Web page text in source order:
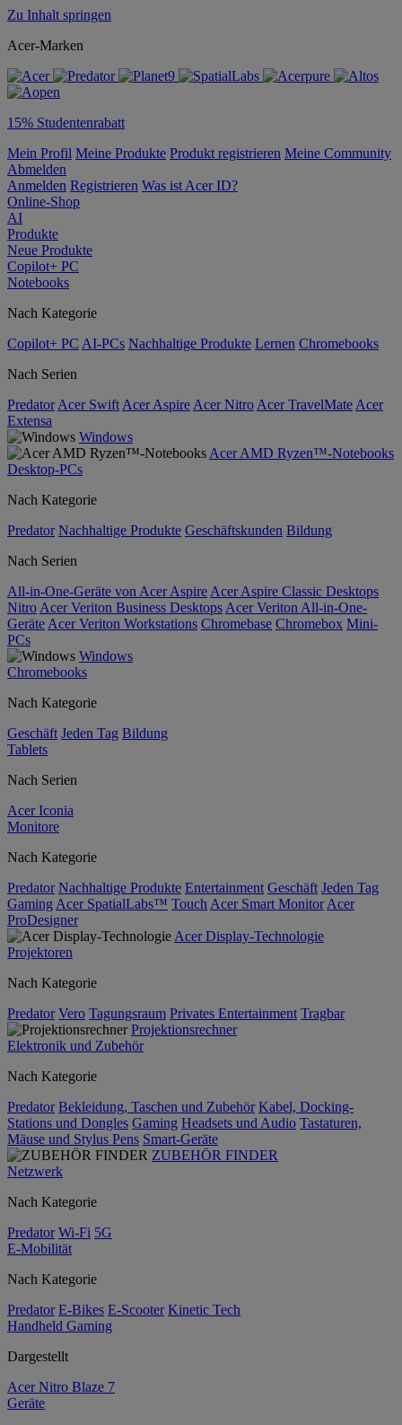
Zu Inhalt springen
Acer-Marken
15% Studentenrabatt
Mein Profil Meine Produkte Produkt registrieren Meine Community
Abmelden
Anmelden Registrieren Was ist Acer ID?
Online-Shop
AI
Produkte
Neue Produkte
Copilot+ PC
Notebooks
Nach Kategorie
Copilot+ PC AI-PCs Nachhaltige Produkte Lernen Chromebooks
Nach Serien
Predator Acer Swift Acer Aspire Acer Nitro Acer TravelMate Acer
Extensa
Windows
Acer AMD Ryzen™-Notebooks
Desktop-PCs
Nach Kategorie
Predator Nachhaltige Produkte Geschäftskunden Bildung
Nach Serien
All-in-One-Geräte von Acer Aspire Acer Aspire Classic Desktops
Nitro Acer Veriton Business Desktops Acer Veriton All-in-One-
Geräte Acer Veriton Workstations Chromebase Chromebox Mini-
PCs
Windows
Chromebooks
Nach Kategorie
Geschäft Jeden Tag Bildung
Tablets
Nach Serien
Acer Iconia
Monitore
Nach Kategorie
Predator Nachhaltige Produkte Entertainment Geschäft Jeden Tag
Gaming Acer SpatialLabs™ Touch Acer Smart Monitor Acer
ProDesigner
Acer Display-Technologie
Projektoren
Nach Kategorie
Predator Vero Tagungsraum Privates Entertainment Tragbar
Projektionsrechner
Elektronik und Zubehör
Nach Kategorie
Predator Bekleidung, Taschen und Zubehör Kabel, Docking-
Stations und Dongles Gaming Headsets und Audio Tastaturen,
Mäuse und Stylus Pens Smart-Geräte
ZUBEHÖR FINDER
Netzwerk
Nach Kategorie
Predator Wi-Fi 5G
E-Mobilität
Nach Kategorie
Predator E-Bikes E-Scooter Kinetic Tech
Handheld Gaming
Dargestellt
Acer Nitro Blaze 7
Geräte